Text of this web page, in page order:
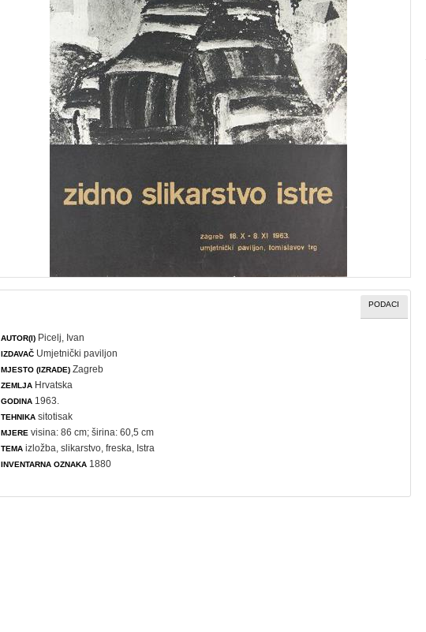
PODACI
AUTOR(I) Picelj, Ivan
IZDAVAČ Umjetnički paviljon
MJESTO (IZRADE) Zagreb
ZEMLJA Hrvatska
GODINA 1963.
TEHNIKA sitotisak
MJERE visina: 86 cm; širina: 60,5 cm
TEMA izložba ,slikarstvo ,freska , Istra
INVENTARNA OZNAKA 1880